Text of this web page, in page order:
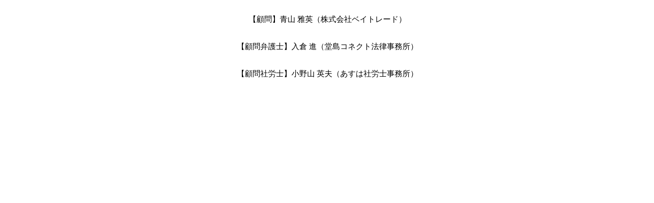
【顧問】青山 雅英（株式会社ベイトレード）
【顧問弁護士】入倉 進（堂島コネクト法律事務所）
​【顧問社労士】小野山 英夫（あすは社労士事務所）